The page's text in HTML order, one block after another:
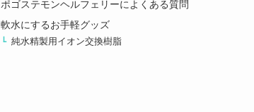
ポゴステモンヘルフェリーによくある質問
軟水にするお手軽グッズ
純水精製用イオン交換樹脂